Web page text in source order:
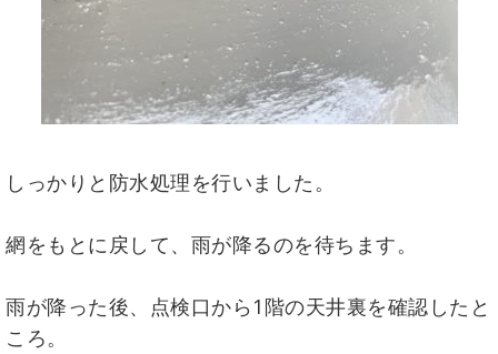
しっかりと防水処理を行いました。
網をもとに戻して、雨が降るのを待ちます。
雨が降った後、点検口から1階の天井裏を確認したと
ころ。